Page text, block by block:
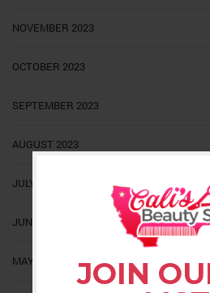
JOIN
NOVEMBER 2023
OCTOBER 2023
SEPTEMBER 2023
AUGUST 2023
JULY 2023
JUNE 2023
MAY 2023